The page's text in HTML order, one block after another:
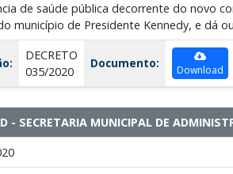
de saúde pública decorrente do novo
município de Presidente Kennedy, e dá
DECRETO
035/2020
Documento: Download
- SECRETARIA MUNICIPAL DE